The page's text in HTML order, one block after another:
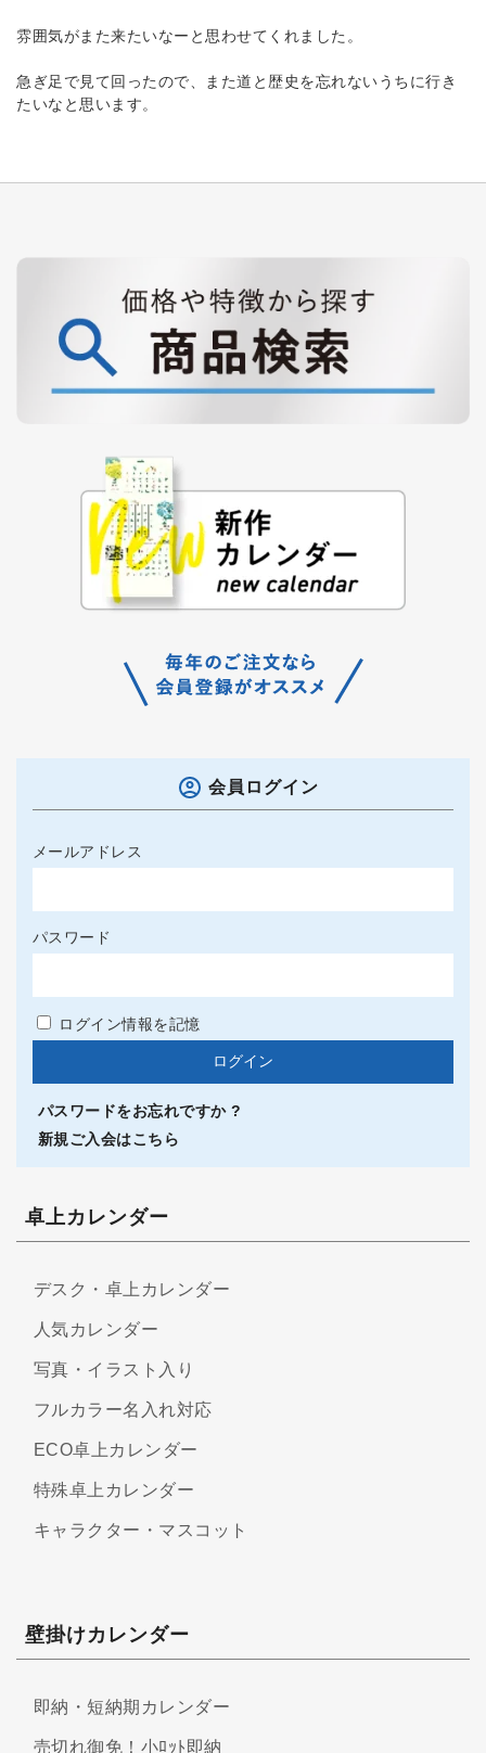
雰囲気がまた来たいなーと思わせてくれました。
急ぎ足で見て回ったので、また道と歴史を忘れないうちに行き
たいなと思います。
会員ログイン
メールアドレス
パスワード
ログイン情報を記憶
パスワードをお忘れですか ?
新規ご入会はこちら
卓上カレンダー
デスク・卓上カレンダー
人気カレンダー
写真・イラスト入り
フルカラー名入れ対応
ECO卓上カレンダー
特殊卓上カレンダー
キャラクター・マスコット
壁掛けカレンダー
即納・短納期カレンダー
売切れ御免！小ﾛｯﾄ即納